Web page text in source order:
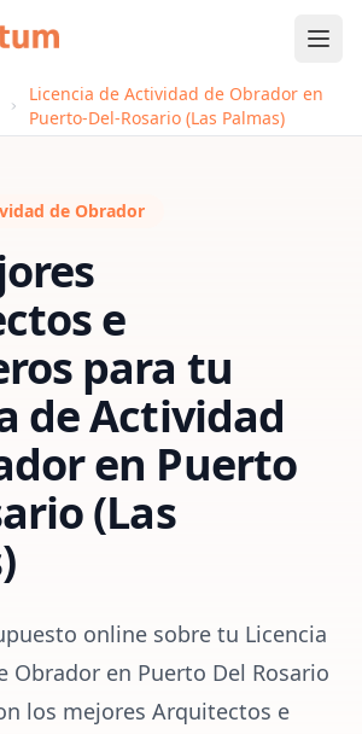
Licencia de Actividad de Obrador en
Puerto-Del-Rosario (Las Palmas)
de Obrador
e
para tu
de Actividad
en Puerto
(Las
online sobre tu Licencia
Obrador en Puerto Del Rosario
los mejores Arquitectos e